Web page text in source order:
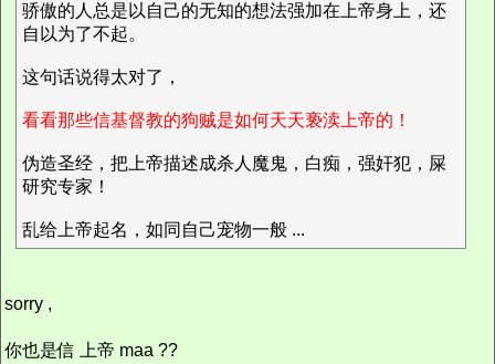
骄傲的人总是以自己的无知的想法强加在上帝身上，还
自以为了不起。
这句话说得太对了，
看看那些信基督教的狗贼是如何天天亵渎上帝的！
伪造圣经，把上帝描述成杀人魔鬼，白痴，强奸犯，屎
研究专家！
乱给上帝起名，如同自己宠物一般 ...
sorry ,
你也是信 上帝 maa ??